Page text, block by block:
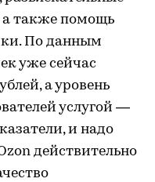
а также помощь
По данным
уже сейчас
а уровень
услугой —
и надо
действительно